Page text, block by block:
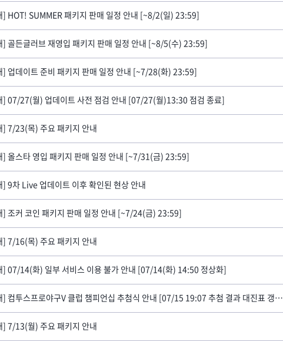
] HOT! SUMMER 패키지 판매 일정 안내 [~8/2(일) 23:59]
] 골든글러브 재영입 패키지 판매 일정 안내 [~8/5(수) 23:59]
] 업데이트 준비 패키지 판매 일정 안내 [~7/28(화) 23:59]
] 07/27(월) 업데이트 사전 점검 안내 [07/27(월)13:30 점검 종료]
] 7/23(목) 주요 패키지 안내
] 올스타 영입 패키지 판매 일정 안내 [~7/31(금) 23:59]
] 9차 Live 업데이트 이후 확인된 현상 안내
] 조커 코인 패키지 판매 일정 안내 [~7/24(금) 23:59]
] 7/16(목) 주요 패키지 안내
] 07/14(화) 일부 서비스 이용 불가 안내 [07/14(화) 14:50 정상화]
[안내] 컴투스프로야구V 클럽 챔피언십 추첨식 안내 [07/15 19:07 추첨 결과 대진표 갱신]
] 7/13(월) 주요 패키지 안내